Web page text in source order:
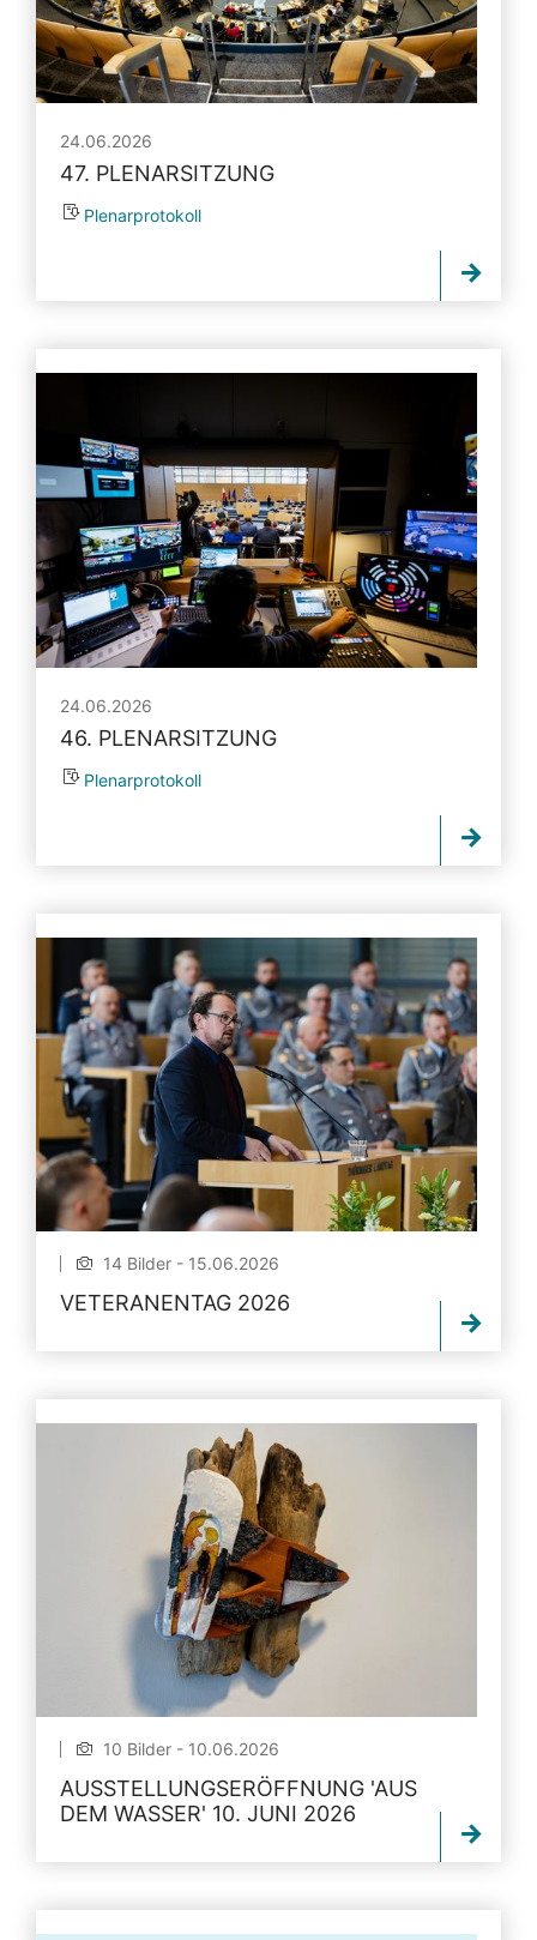
24.06.2026
47. PLENARSITZUNG
Plenarprotokoll
24.06.2026
46. PLENARSITZUNG
Plenarprotokoll
14 Bilder - 15.06.2026
VETERANENTAG 2026
10 Bilder - 10.06.2026
AUSSTELLUNGSERÖFFNUNG 'AUS
DEM WASSER' 10. JUNI 2026